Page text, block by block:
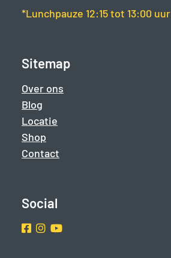
*Lunchpauze 12:15 tot 13:00 uur
Sitemap
Over ons
Blog
Locatie
Shop
Contact
Social
Facebook
Instragram
Youtube